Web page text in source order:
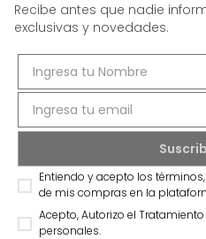
Recibe antes que nadie
exclusivas y novedades.
Entiendo y acepto los
de mis compras en la
Acepto, Autorizo el
personales.